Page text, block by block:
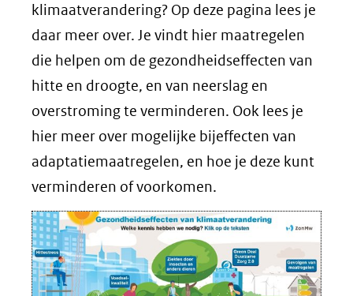
klimaatverandering? Op deze pagina lees je
daar meer over. Je vindt hier maatregelen
die helpen om de gezondheidseffecten van
hitte en droogte, en van neerslag en
overstroming te verminderen. Ook lees je
hier meer over mogelijke bijeffecten van
adaptatiemaatregelen, en hoe je deze kunt
verminderen of voorkomen.